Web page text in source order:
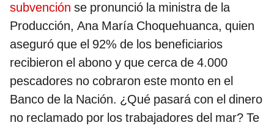
subvención se pronunció la ministra de la
Producción, Ana María Choquehuanca, quien
aseguró que el 92% de los beneficiarios
recibieron el abono y que cerca de 4.000
pescadores no cobraron este monto en el
Banco de la Nación. ¿Qué pasará con el dinero
no reclamado por los trabajadores del mar? Te